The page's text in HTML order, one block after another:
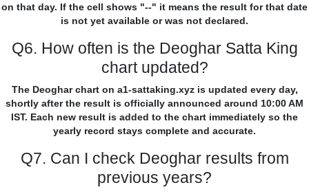
on that day. If the cell shows "--" it means the result for that date
is not yet available or was not declared.
Q6. How often is the Deoghar Satta King
chart updated?
The Deoghar chart on a1-sattaking.xyz is updated every day,
shortly after the result is officially announced around 10:00 AM
IST. Each new result is added to the chart immediately so the
yearly record stays complete and accurate.
Q7. Can I check Deoghar results from
previous years?